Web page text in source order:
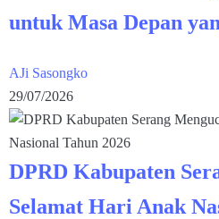
untuk Masa Depan
AJi Sasongko
29/07/2026
DPRD Kabupaten
Selamat Hari Anak